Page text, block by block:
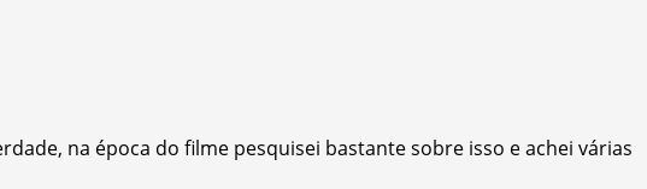
na época do filme pesquisei bastante sobre isso e achei várias